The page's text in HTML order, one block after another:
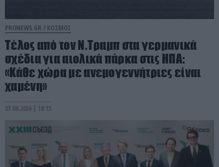
PRONEWS.GR / ΚΟΣΜΟΣ
Τέλος από τον Ν.Τραμπ στα γερμανικά
σχέδια για αιολικά πάρκα στις ΗΠΑ:
«Κάθε χώρα με ανεμογεννήτριες είναι
χαμένη»
07.08.2026 | 18:15